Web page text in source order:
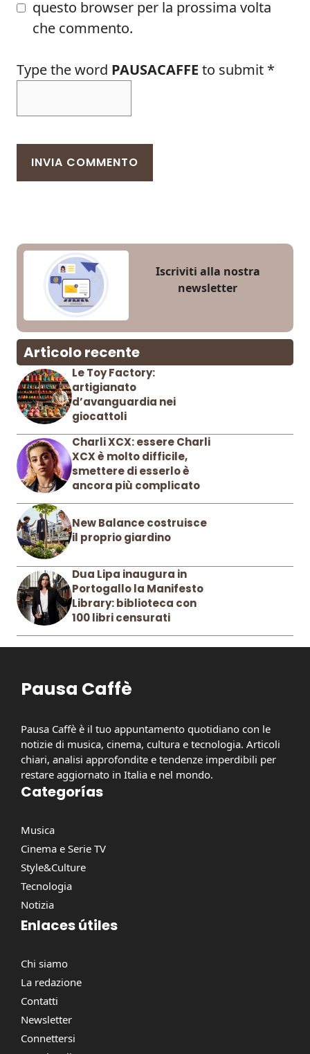
questo browser per la prossima volta
che commento.
Type the word PAUSACAFFE to submit *
Iscriviti alla nostra
newsletter
Articolo recente
Le Toy Factory:
artigianato
d’avanguardia nei
giocattoli
Charli XCX: essere Charli
XCX è molto difficile,
smettere di esserlo è
ancora più complicato
New Balance costruisce
il proprio giardino
Dua Lipa inaugura in
Portogallo la Manifesto
Library: biblioteca con
100 libri censurati
Pausa Caffè
Pausa Caffè è il tuo appuntamento quotidiano con le
notizie di musica, cinema, cultura e tecnologia. Articoli
chiari, analisi approfondite e tendenze imperdibili per
restare aggiornato in Italia e nel mondo.
Categorías
Musica
Cinema e Serie TV
Style&Culture
Tecnologia
Notizia
Enlaces útiles
Chi siamo
La redazione
Contatti
Newsletter
Connettersi